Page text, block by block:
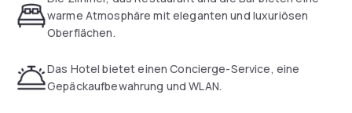
warme Atmosphäre mit eleganten und luxuriösen
Oberflächen.
Das Hotel bietet einen Concierge-Service, eine
Gepäckaufbewahrung und WLAN.